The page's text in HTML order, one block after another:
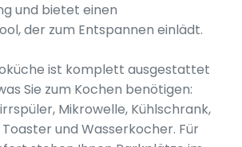
und bietet einen
der zum Entspannen einlädt.
ist komplett ausgestattet
Sie zum Kochen benötigen:
Mikrowelle, Kühlschrank,
und Wasserkocher. Für